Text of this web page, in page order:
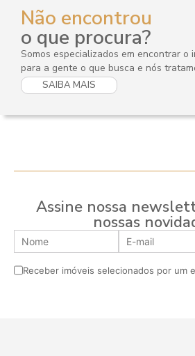
Não encontrou
o que procura?
Somos especializados em encontrar o
para a gente o que busca e nós
SAIBA MAIS
Assine nossa
nossas
Receber imóveis selecionados por um